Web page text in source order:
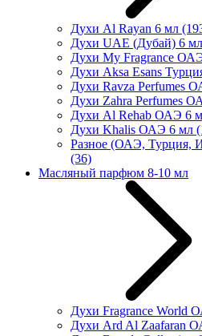
Духи Al Rayan 6 мл
Духи UAE (Дубай) 6 мл
Духи My Fragrance
Духи Aksa Esans
Духи Ravza Perfumes
Духи Zahra Perfumes
Духи Al Rehab ОАЭ 6
Духи Khalis ОАЭ 6 мл
Разное (ОАЭ, Турция,
(36)
Масляный парфюм 8-10 мл
Духи Fragrance World
Духи Ard Al Zaafaran